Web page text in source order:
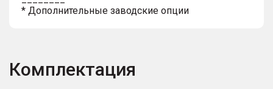
* Дополнительные заводские опции
Комплектация